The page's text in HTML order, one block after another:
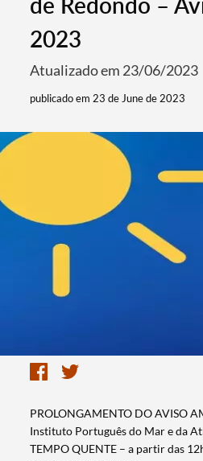
2023
Atualizado em 23/06/2023
publicado em 23 de June de 2023
PROLONGAMENTO DO AVISO
Instituto Português do Mar e da
TEMPO QUENTE – a partir das